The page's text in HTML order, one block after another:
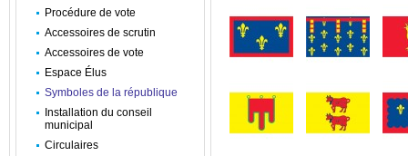
Procédure de vote
Accessoires de scrutin
Accessoires de vote
Espace Élus
Symboles de la république
Installation du conseil
municipal
Circulaires